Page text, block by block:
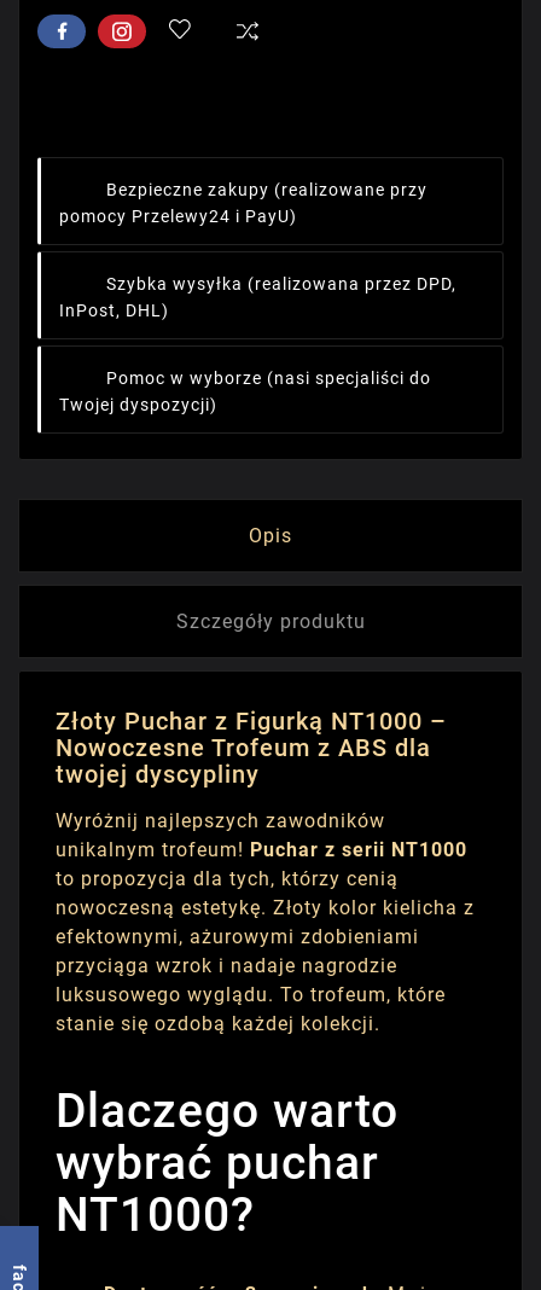
Bezpieczne zakupy (realizowane przy
pomocy Przelewy24 i PayU)
Szybka wysyłka (realizowana przez DPD,
InPost, DHL)
Pomoc w wyborze (nasi specjaliści do
Twojej dyspozycji)
Opis
Szczegóły produktu
Złoty Puchar z Figurką NT1000 –
Nowoczesne Trofeum z ABS dla
twojej dyscypliny
Wyróżnij najlepszych zawodników
unikalnym trofeum! Puchar z serii NT1000
to propozycja dla tych, którzy cenią
nowoczesną estetykę. Złoty kolor kielicha z
efektownymi, ażurowymi zdobieniami
przyciąga wzrok i nadaje nagrodzie
luksusowego wyglądu. To trofeum, które
stanie się ozdobą każdej kolekcji.
Dlaczego warto
wybrać puchar
NT1000?